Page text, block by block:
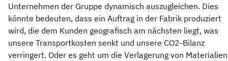
Unternehmen der Gruppe dynamisch auszugleichen. Dies
könnte bedeuten, dass ein Auftrag in der Fabrik produziert
wird, die dem Kunden geografisch am nächsten liegt, was
unsere Transportkosten senkt und unsere CO2-Bilanz
verringert. Oder es geht um die Verlagerung von Materialien